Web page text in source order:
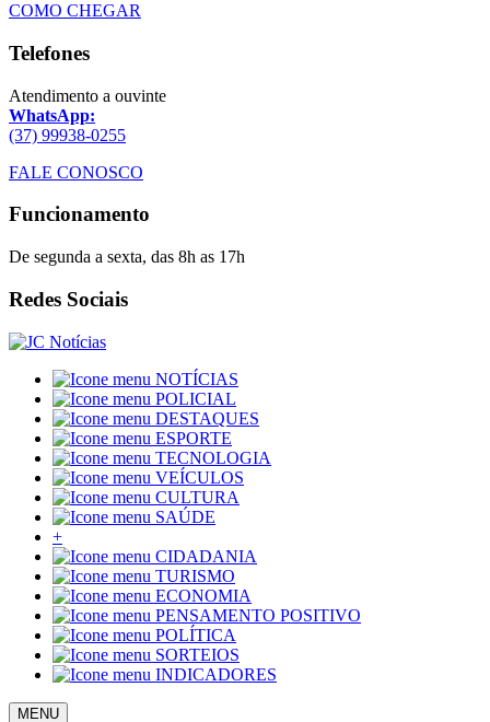
COMO CHEGAR
Telefones
Atendimento a ouvinte
WhatsApp:
(37) 99938-0255
FALE CONOSCO
Funcionamento
De segunda a sexta, das 8h as 17h
Redes Sociais
NOTÍCIAS
POLICIAL
DESTAQUES
ESPORTE
TECNOLOGIA
VEÍCULOS
CULTURA
SAÚDE
+
CIDADANIA
TURISMO
ECONOMIA
PENSAMENTO POSITIVO
POLÍTICA
SORTEIOS
INDICADORES
MENU